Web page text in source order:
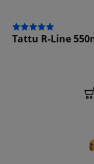
Tattu R-Line